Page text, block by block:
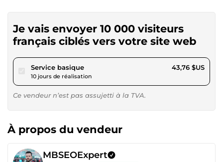
Je vais envoyer 10 000 visiteurs
français ciblés vers votre site web
Service basiquepour 40,32 $US
10 jours de réalisation
43,76 $US
Ce vendeur n’est pas assujetti à la TVA.
À propos du vendeur
MBSEOExpert